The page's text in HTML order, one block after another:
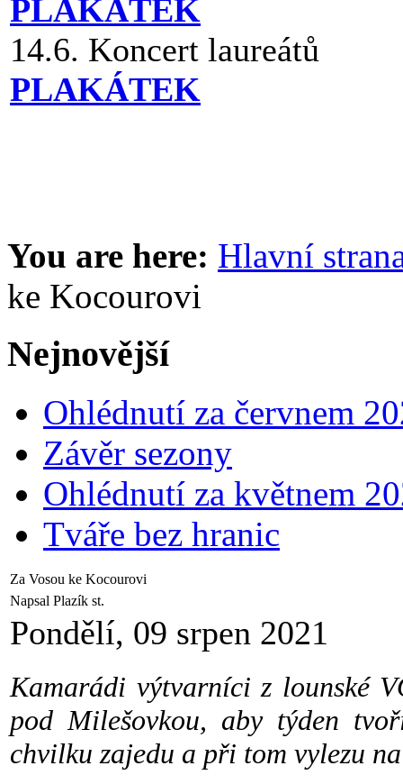
PLAKÁTEK
14.6. Koncert laureátů
PLAKÁTEK
You are here: Hlavní
ke Kocourovi
Nejnovější
Ohlédnutí za červnem
Závěr sezony
Ohlédnutí za květnem
Tváře bez hranic
Za Vosou ke Kocourovi
Napsal Plazík st.
Pondělí, 09 srpen 2021
Kamarádi výtvarníci z lounské
pod Milešovkou, aby týden
chvilku zajedu a při tom vylezu